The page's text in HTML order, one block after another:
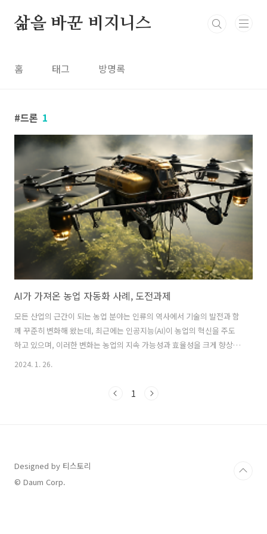
삶을 바꾼 비지니스
홈 태그 방명록
드론 1
AI가 가져온 농업 자동화 사례, 도전과제
모든 산업의 근간이 되는 농업 분야는 인류의 역사에서 기술의 발전과 함
께 꾸준히 변화해 왔는데, 최근에는 인공지능(AI)이 농업의 혁신을 주도
하고 있으며, 이러한 변화는 농업의 지속 가능성과 효율성을 크게 향상하
고 있습니다. 오늘 포스팅에서는 AI가 어떻게 농업의 혁신을 일으키고 있
자세히 알아보도록 하겠습니다. AI가 가져온 농업 기술의 혁신 사례 AI를
2024. 1. 26.
1
Designed by 티스토리
© Daum Corp.